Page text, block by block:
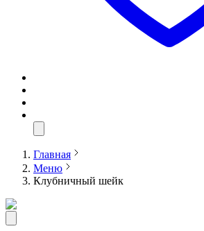
Главная
Меню
Клубничный шейк